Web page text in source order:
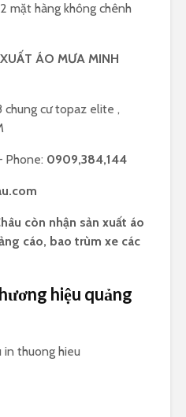
mặt hàng không chênh
ÁO MƯA MINH
chung cư topaz elite ,
Phone: 0909,384,144
còn nhận sản xuất áo
cáo, bao trùm xe các
hiệu quảng